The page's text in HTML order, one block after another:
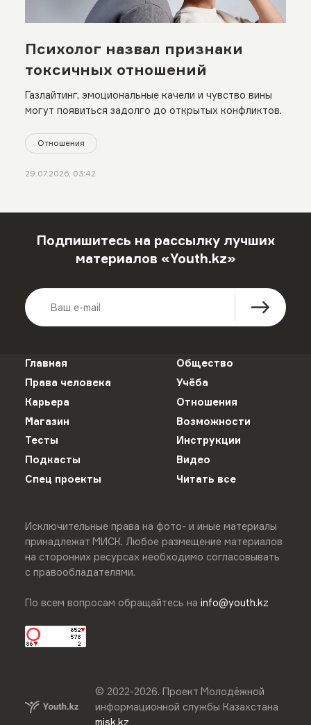
Психолог назвал признаки
токсичных отношений
Газлайтинг, эмоциональные качели и чувство вины
могут появиться задолго до открытых конфликтов.
Отношения
29.07.2026, 03:42
Подпишитесь на рассылку лучших
материалов «Youth.kz»
Главная
Общество
Права человека
Учёба
Карьера
Отношения
Магазин
Возможности
Тесты
Инструкции
Подкасты
Видео
Спец проекты
Читать все
Исключительные права на фото- и иные материалы
принадлежат МИСК. Любое размещение материалов
на сторонних ресурсах необходимо согласовывать
с правообладателями.
По всем вопросам обращайтесь на info@youth.kz
© 2022-2026.Проект Молодёжной
информационной службы Казахстана
misk.kz